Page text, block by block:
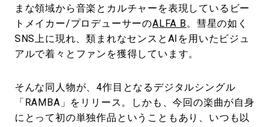
まな領域から音楽とカルチャーを表現しているビー
トメイカー/プロデューサーのALFA B。彗星の如く
SNS上に現れ、類まれなセンスとAIを用いたビジュ
アルで着々とファンを獲得しています。
そんな同人物が、4作目となるデジタルシングル
「RAMBA」をリリース。しかも、今回の楽曲が自身
にとって初の単独作品ということもあり、いつも以